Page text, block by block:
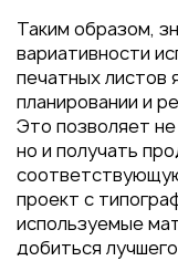
Таким образом,
вариативности
печатных листов
планировании и
Это позволяет
но и получать
проект с
используемые
добиться